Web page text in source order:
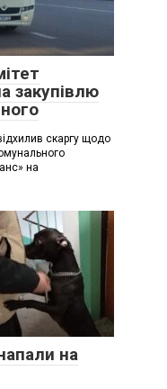
закупівлю
скаргу щодо
на
на